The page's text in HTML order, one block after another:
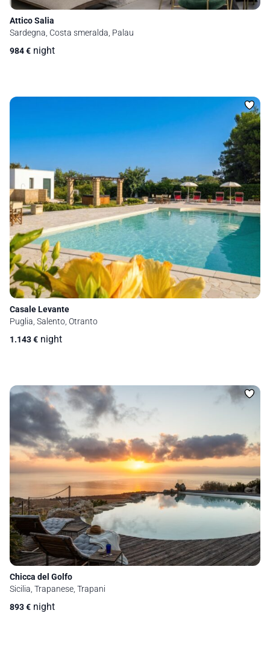
Attico Salia
Sardegna, Costa smeralda, Palau
984€ night
Casale Levante
Puglia, Salento, Otranto
1.143€ night
Chicca del Golfo
Sicilia, Trapanese, Trapani
893€ night